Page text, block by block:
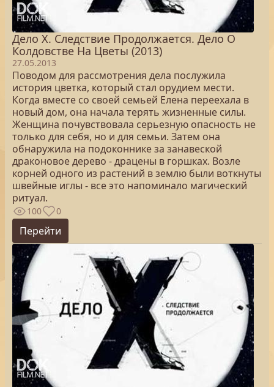
Дело Х. Следствие Продолжается. Дело О
Колдовстве На Цветы (2013)
27.05.2013
Поводом для рассмотрения дела послужила
история цветка, который стал орудием мести.
Когда вместе со своей семьей Елена переехала в
новый дом, она начала терять жизненные силы.
Женщина почувствовала серьезную опасность не
только для себя, но и для семьи. Затем она
обнаружила на подоконнике за занавеской
драконовое дерево - драцены в горшках. Возле
корней одного из растений в землю были воткнуты
швейные иглы - все это напоминало магический
ритуал.
100 0
Перейти